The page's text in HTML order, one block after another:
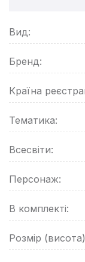
Вид:
Бренд:
Країна
Тематика:
Всесвіти:
Персонаж:
В комплекті:
Розмір